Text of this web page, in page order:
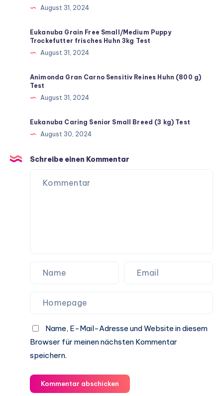
August 31, 2024
Eukanuba Grain Free Small/Medium Puppy
Trockefutter frisches Huhn 3kg Test
August 31, 2024
Animonda Gran Carno Sensitiv Reines Huhn (800 g)
Test
August 31, 2024
Eukanuba Caring Senior Small Breed (3 kg) Test
August 30, 2024
Schreibe einen Kommentar
Name, E-Mail-Adresse und Website in diesem
Browser für meinen nächsten Kommentar
speichern.
Kommentar abschicken